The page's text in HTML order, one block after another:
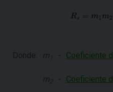
Donde: m 1 - Coeficiente
m - Coeficiente